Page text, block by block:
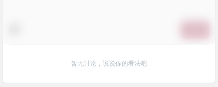
暂无讨论，说说你的看法吧